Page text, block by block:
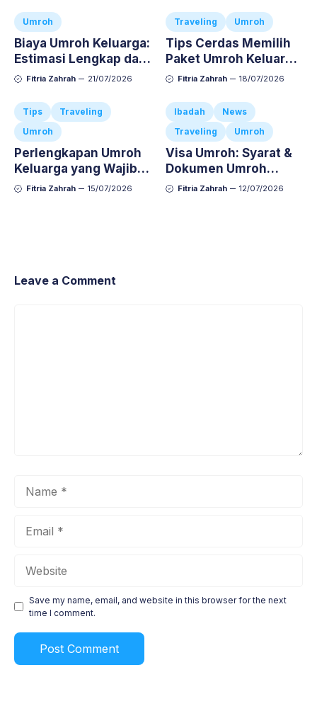
Umroh
Biaya Umroh Keluarga:
Estimasi Lengkap dan
Cara Atur Budgetnya
Fitria Zahrah 21/07/2026
Traveling Umroh
Tips Cerdas Memilih
Paket Umroh Keluarga
Agar Ibadah Si Kecil
Repot
Fitria Zahrah 18/07/2026
Tips
Traveling
Umroh
Perlengkapan Umroh
Keluarga yang Wajib
Dibawa, Jangan
Fitria Zahrah 15/07/2026
Ibadah
News
Traveling
Umroh
Visa Umroh: Syarat &
Dokumen Umroh
Keluarga Lengkap dan
Fitria Zahrah 12/07/2026
Leave a Comment
Save my name, email, and website in this browser for the next
time I comment.